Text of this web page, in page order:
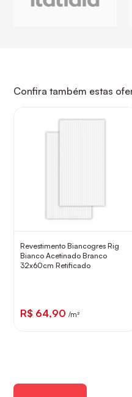
Confira também estas
Revestimento Biancogres Rig
Bianco Acetinado Branco
32x60cm Retificado
R$ 64,90 /m²